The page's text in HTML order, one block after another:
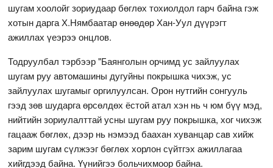
шугам хоолойг зориудаар бөглөх тохиолдол гарч байна гэж
хотын дарга Х.Нямбаатар өнөөдөр Хан-Уул дүүрэгт
ажиллах үеэрээ онцлов.
Тодруулбал тэрбээр "Баянголын орчимд ус зайлуулах
шугам руу автомашины дугуйны покрышка чихэж, ус
зайлуулах шугамыг оргилуулсан. Орон нутгийн сонгууль
гээд зөв шударга өрсөлдөх ёстой атал хэн нь ч юм бүү мэд,
нийтийн зориулалттай усны шугам руу покрышка, хог чихэж
гацааж бөглөх, дээр нь нэмээд баахан хуванцар сав хийж
зарим шугам сүлжээг бөглөх хорлон сүйтгэх ажиллагаа
хийгдээд байна. Үүнийгээ больчихмоор байна.